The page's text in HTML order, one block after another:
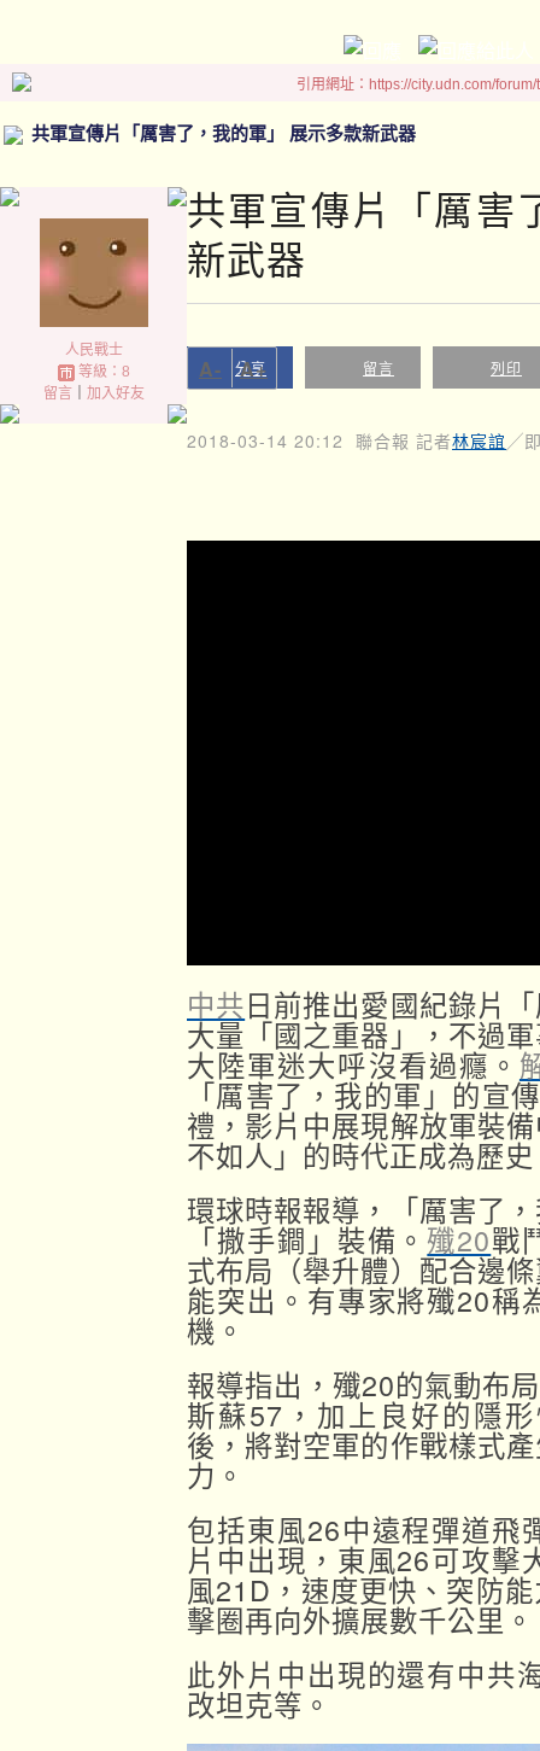
引用網址：https://city.udn.com/
共軍宣傳片「厲害了，我的軍」 展示多款新武器
人民戰士
等級：8
留言｜ 加入好友
共軍宣傳片「厲害
新武器
分享 留言 列印
A- A+
2018-03-14 20:12 聯合報 記者林宸誼 ╱
中共日前推出愛國紀錄片
大量「國之重器」，不過
大陸軍迷大呼沒看過癮。
「厲害了，我的軍」的宣
禮，影片中展現解放軍裝
不如人」的時代正成為歷
環球時報報導，「厲害了
「撒手鐧」裝備。 殲20戰
式布局（舉升體）配合邊
能突出。有專家將殲20稱
機。
報導指出，殲20的氣動布
斯蘇57，加上良好的隱
後，將對空軍的作戰樣式
力。
包括東風26中遠程彈道飛
片中出現，東風26可攻擊
風21D，速度更快、突防
擊圈再向外擴展數千公里。
此外片中出現的還有中共
改坦克等。